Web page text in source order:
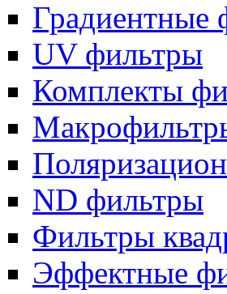
Градиентные
UV фильтры
Комплекты
ND фильтры
Фильтры
Эффектные